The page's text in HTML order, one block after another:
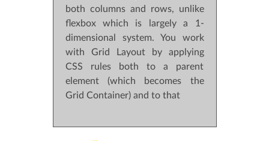
both columns and rows, unlike
flexbox which is largely a 1-
dimensional system. You work
with Grid Layout by applying
CSS rules both to a parent
element (which becomes the
Grid Container) and to that